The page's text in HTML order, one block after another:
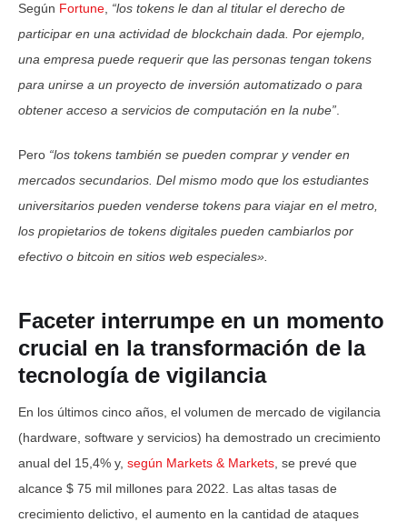
Según Fortune “los tokens le dan al titular el derecho de
participar en una actividad de blockchain dada. Por ejemplo,
una empresa puede requerir que las personas tengan tokens
para unirse a un proyecto de inversión automatizado o para
obtener acceso a servicios de computación en la nube”
Pero “los tokens también se pueden comprar y vender en
mercados secundarios. Del mismo modo que los estudiantes
universitarios pueden venderse tokens para viajar en el metro,
los propietarios de tokens digitales pueden cambiarlos por
efectivo o bitcoin en sitios web especiales».
Faceter interrumpe en un momento
crucial en la transformación de la
tecnología de vigilancia
En los últimos cinco años, el volumen de mercado de vigilancia
(hardware, software y servicios) ha demostrado un crecimiento
anual del 15,4% y, según Markets & Markets , se prevé que
alcance $ 75 mil millones para 2022. Las altas tasas de
crecimiento delictivo, el aumento en la cantidad de ataques